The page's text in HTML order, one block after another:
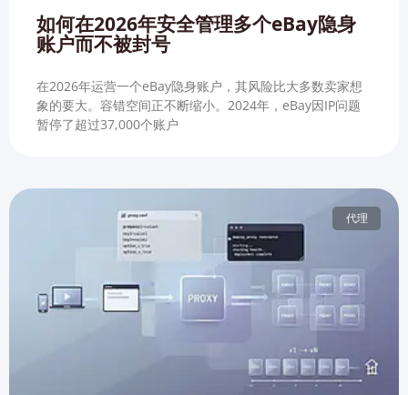
如何在2026年安全管理多个eBay隐身
账户而不被封号
在2026年运营一个eBay隐身账户，其风险比大多数卖家想
象的要大。容错空间正不断缩小。2024年，eBay因IP问题
暂停了超过37,000个账户
代理